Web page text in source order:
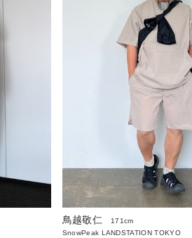
鳥越敬仁
171cm
SnowPeak LANDSTATION TOKYO